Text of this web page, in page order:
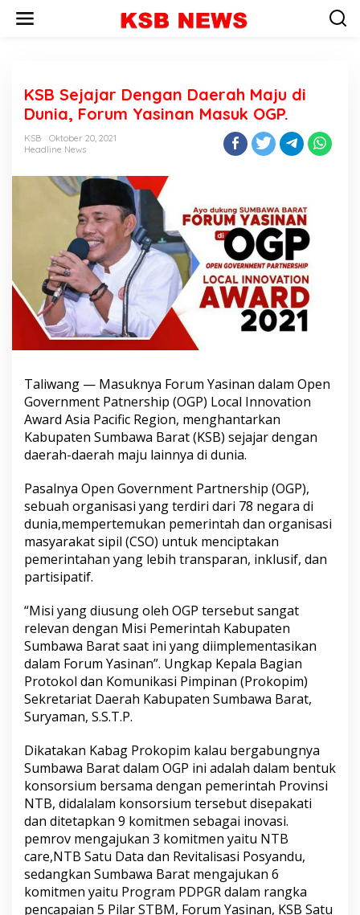
KSB Sejajar Dengan Daerah Maju di
Dunia, Forum Yasinan Masuk OGP.
KSB
Oktober 20, 2021
Headline News
Taliwang — Masuknya Forum Yasinan dalam Open
Government Patnership (OGP) Local Innovation
Award Asia Pacific Region, menghantarkan
Kabupaten Sumbawa Barat (KSB) sejajar dengan
daerah-daerah maju lainnya di dunia.
Pasalnya Open Government Partnership (OGP),
sebuah organisasi yang terdiri dari 78 negara di
dunia,mempertemukan pemerintah dan organisasi
masyarakat sipil (CSO) untuk menciptakan
pemerintahan yang lebih transparan, inklusif, dan
partisipatif.
“Misi yang diusung oleh OGP tersebut sangat
relevan dengan Misi Pemerintah Kabupaten
Sumbawa Barat saat ini yang diimplementasikan
dalam Forum Yasinan”. Ungkap Kepala Bagian
Protokol dan Komunikasi Pimpinan (Prokopim)
Sekretariat Daerah Kabupaten Sumbawa Barat,
Suryaman, S.S.T.P.
Dikatakan Kabag Prokopim kalau bergabungnya
Sumbawa Barat dalam OGP ini adalah dalam bentuk
konsorsium bersama dengan pemerintah Provinsi
NTB, didalalam konsorsium tersebut disepakati
dan ditetapkan 9 komitmen sebagai inovasi.
pemrov mengajukan 3 komitmen yaitu NTB
care,NTB Satu Data dan Revitalisasi Posyandu,
sedangkan Sumbawa Barat mengajukan 6
komitmen yaitu Program PDPGR dalam rangka
pencapaian 5 Pilar STBM, Forum Yasinan, KSB Satu